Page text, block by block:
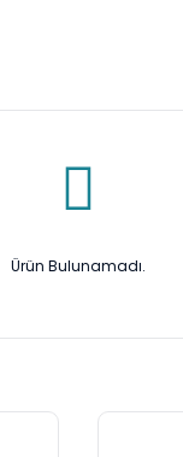
Ürün Bulunamadı.